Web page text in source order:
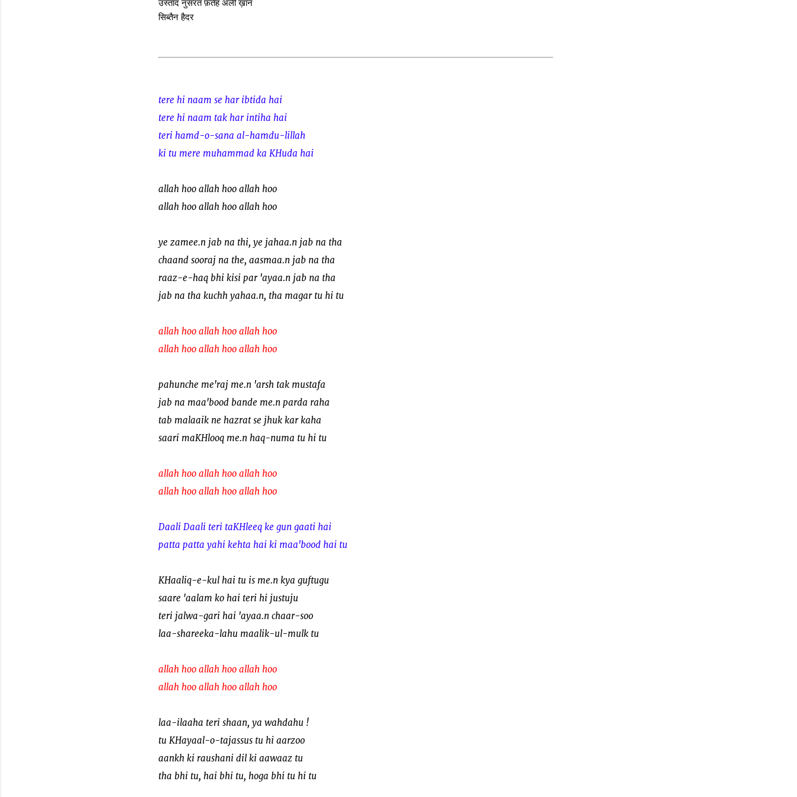
उस्ताद नुसरत फ़तेह अली ख़ान
सिब्तैन हैदर
tere hi naam se har ibtida hai
tere hi naam tak har intiha hai
teri hamd-o-sana al-hamdu-lillah
ki tu mere muhammad ka KHuda hai
allah hoo allah hoo allah hoo
allah hoo allah hoo allah hoo
ye zamee.n jab na thi, ye jahaa.n jab na tha
chaand sooraj na the, aasmaa.n jab na tha
raaz-e-haq bhi kisi par 'ayaa.n jab na tha
jab na tha kuchh yahaa.n, tha magar tu hi tu
allah hoo allah hoo allah hoo
allah hoo allah hoo allah hoo
pahunche me'raj me.n 'arsh tak mustafa
jab na maa'bood bande me.n parda raha
tab malaaik ne hazrat se jhuk kar kaha
saari maKHlooq me.n haq-numa tu hi tu
allah hoo allah hoo allah hoo
allah hoo allah hoo allah hoo
Daali Daali teri taKHleeq ke gun gaati hai
patta patta yahi kehta hai ki maa'bood hai tu
KHaaliq-e-kul hai tu is me.n kya guftugu
saare 'aalam ko hai teri hi justuju
teri jalwa-gari hai 'ayaa.n chaar-soo
laa-shareeka-lahu maalik-ul-mulk tu
allah hoo allah hoo allah hoo
allah hoo allah hoo allah hoo
laa-ilaaha teri shaan, ya wahdahu !
tu KHayaal-o-tajassus tu hi aarzoo
aankh ki raushani dil ki aawaaz tu
tha bhi tu, hai bhi tu, hoga bhi tu hi tu